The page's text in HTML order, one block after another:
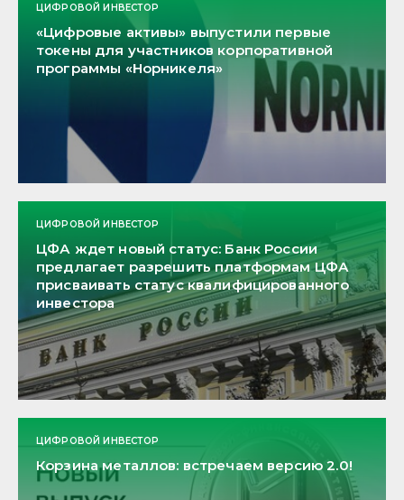
ЦИФРОВОЙ ИНВЕСТОР
«Цифровые активы» выпустили первые
токены для участников корпоративной
программы «Норникеля»
ЦИФРОВОЙ ИНВЕСТОР
ЦФА ждет новый статус: Банк России
предлагает разрешить платформам ЦФА
присваивать статус квалифицированного
инвестора
ЦИФРОВОЙ ИНВЕСТОР
Корзина металлов: встречаем версию 2.0!